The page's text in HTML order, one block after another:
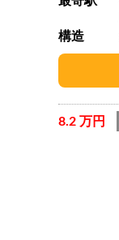
構造
8.2 万円